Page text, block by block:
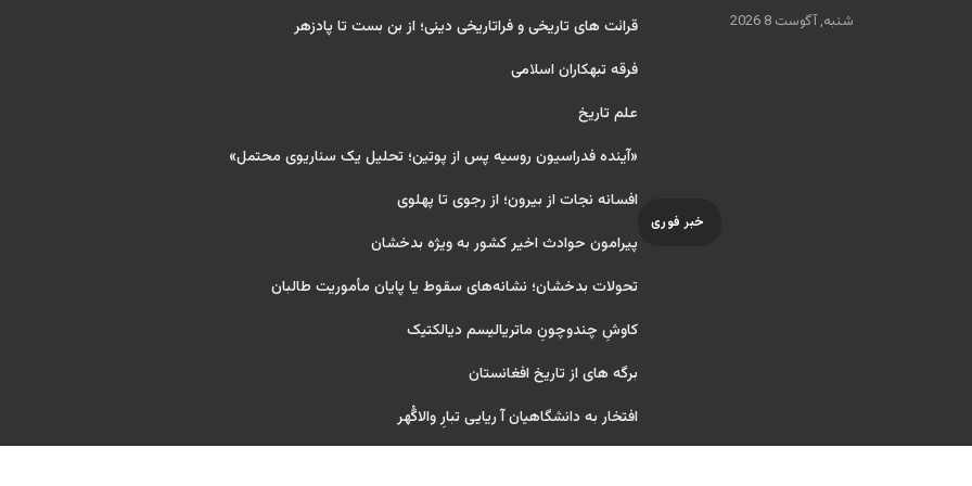
شنبه, آگوست 8 2026
خبر فوری
قرائت های تاریخی و فراتاریخی دینی؛ از بن بست تا پادزهر
فرقه تبهکاران اسلامی
علم تاریخ
«آینده فدراسیون روسیه پس از پوتین؛ تحلیل یک سناریوی محتمل»
افسانه نجات از بیرون؛ از رجوی تا پهلوی
پیرامون حوادث اخیر کشور به ویژه بدخشان
تحولات بدخشان؛ نشانه‌های سقوط یا پایان مأموریت طالبان
کاوشِ چندو‌چونِ ماتریالیسم دیالکتیک
برگه های از تاریخ افغانستان
افتخار به دانشگاهیان آ ریایی تبارِ والاگُهر